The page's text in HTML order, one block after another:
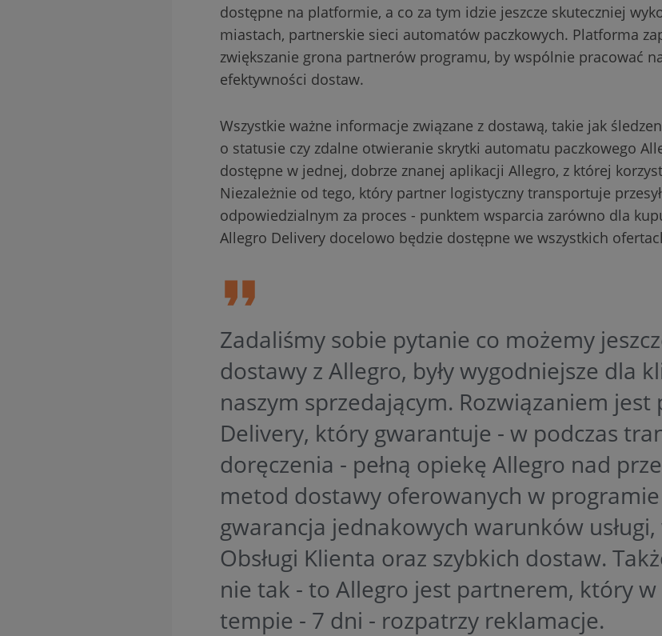
dostępne na platformie, a co za tym idzie jeszcze skuteczniej
miastach, partnerskie sieci automatów paczkowych. Platforma
zwiększanie grona partnerów programu, by wspólnie pracować
efektywności dostaw.
Wszystkie ważne informacje związane z dostawą, takie jak
o statusie czy zdalne otwieranie skrytki automatu paczkowego
dostępne w jednej, dobrze znanej aplikacji Allegro, z której
Niezależnie od tego, który partner logistyczny transportuje
odpowiedzialnym za proces - punktem wsparcia zarówno dla
Allegro Delivery docelowo będzie dostępne we wszystkich
Zadaliśmy sobie pytanie co możemy
dostawy z Allegro, były wygodniejsze dla
naszym sprzedającym. Rozwiązaniem
Delivery, który gwarantuje - w podczas
doręczenia - pełną opiekę Allegro nad
metod dostawy oferowanych w
gwarancja jednakowych warunków
Obsługi Klienta oraz szybkich dostaw.
nie tak - to Allegro jest partnerem, który
tempie - 7 dni - rozpatrzy reklamacje.